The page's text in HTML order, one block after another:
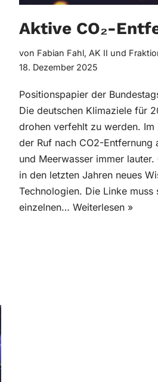
Aktive CO₂-
von Fabian Fahl, AK II und
18. Dezember 2025
Positionspapier der
Die deutschen Klimaziele für
drohen verfehlt zu werden. Im
der Ruf nach CO2-Entfernung
und Meer­wasser immer
in den letzten Jahren neues
Technologien. Die Linke muss
einzelnen… Weiterlesen »